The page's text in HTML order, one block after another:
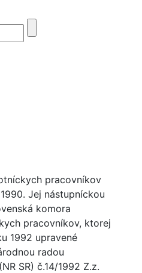
pracovníkov
Jej nástupníckou
komora
pracovníkov, ktorej
1992 upravené
radou
SR) č.14/1992 Z.z.